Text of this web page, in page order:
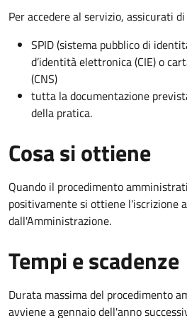
Per accedere al servizio, assicurati
SPID (sistema pubblico di
d’identità elettronica (CIE) o
(CNS)
tutta la documentazione
della pratica.
Cosa si ottiene
Quando il procedimento
positivamente si ottiene l'iscrizione
dall'Amministrazione.
Tempi e scadenze
Durata massima del procedimento
avviene a gennaio dell'anno